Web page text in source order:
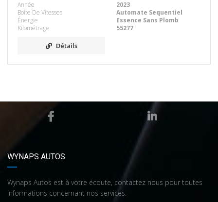
Année
2023
Boîte De Vitesses
Automate Sequentiel
Énergie
Essence Sans Plomb
Kilométrage
55277
Détails
WYNAPS AUTOS
Wynaps Autos est à votre écoute, contactez nous pour toutes
informations concernant nos services.